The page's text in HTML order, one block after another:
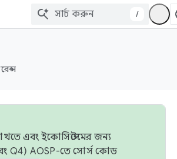
/
এবং ইকোসিস্টেমের জন্য
Q4) AOSP-তে সোর্স কোড